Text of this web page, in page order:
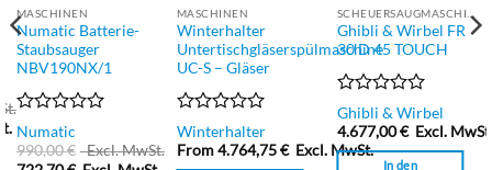
MASCHINEN
Numatic Batterie-
Staubsauger
NBV190NX/1
Bewertet
mit
0
Numatic
990,00€
Excl. MwSt.
MASCHINEN
Winterhalter
Untertischgläserspülmaschine
UC-S – Gläser
Bewertet
mit
0
Winterhalter
From4.764,75€ Excl. MwSt.
SCHEUERSAUGMASCHINEN
Ghibli & Wirbel FR
30 D 45 TOUCH
Bewertet
mit
0
von
Ghibli & Wirbel
4.677,00€ Excl. MwSt.
In den